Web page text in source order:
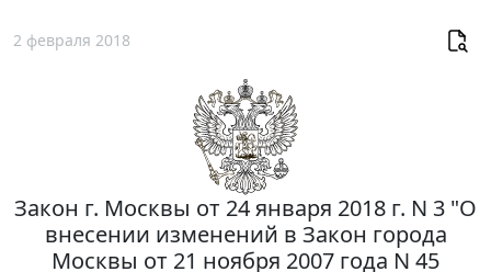
2 февраля 2018
Закон г. Москвы от 24 января 2018 г. N 3 "О
внесении изменений в Закон города
Москвы от 21 ноября 2007 года N 45